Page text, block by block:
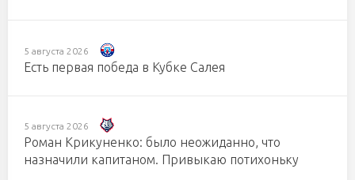
5 августа 2026
Есть первая победа в Кубке Салея
5 августа 2026
Роман Крикуненко: было неожиданно, что
назначили капитаном. Привыкаю потихоньку